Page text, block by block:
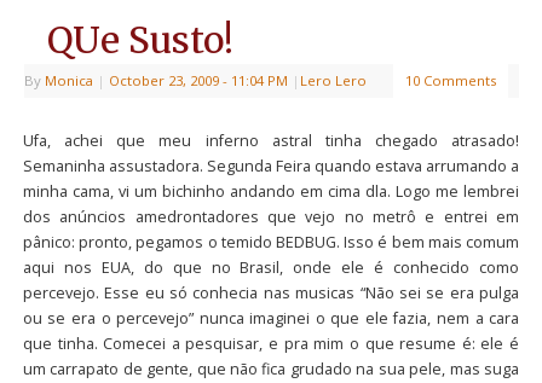
QUe Susto!
By Monica | October 23, 2009 - 11:04 PM | Lero Lero 10 Comments
Ufa, achei que meu inferno astral tinha chegado atrasado!
Semaninha assustadora. Segunda Feira quando estava arrumando a
minha cama, vi um bichinho andando em cima dla. Logo me lembrei
dos anúncios amedrontadores que vejo no metrô e entrei em
pânico: pronto, pegamos o temido BEDBUG. Isso é bem mais comum
aqui nos EUA, do que no Brasil, onde ele é conhecido como
percevejo. Esse eu só conhecia nas musicas “Não sei se era pulga
ou se era o percevejo” nunca imaginei o que ele fazia, nem a cara
que tinha. Comecei a pesquisar, e pra mim o que resume é: ele é
um carrapato de gente, que não fica grudado na sua pele, mas suga